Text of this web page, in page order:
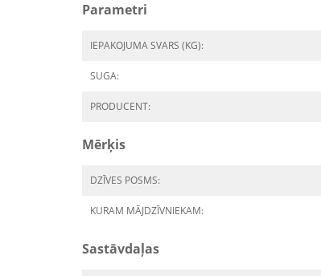
Parametri
IEPAKOJUMA SVARS (KG):
SUGA:
PRODUCENT:
Mērķis
DZĪVES POSMS:
KURAM MĀJDZĪVNIEKAM:
Sastāvdaļas